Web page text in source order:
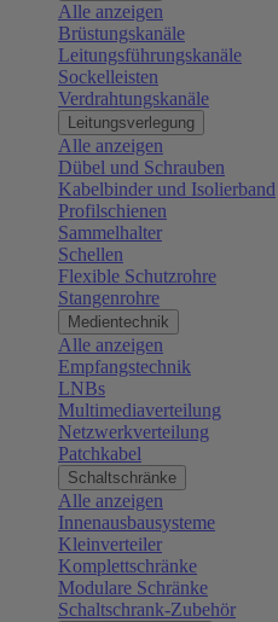
Alle anzeigen
Brüstungskanäle
Leitungsführungskanäle
Sockelleisten
Verdrahtungskanäle
Leitungsverlegung
Alle anzeigen
Dübel und Schrauben
Kabelbinder und Isolierband
Profilschienen
Sammelhalter
Schellen
Flexible Schutzrohre
Stangenrohre
Medientechnik
Alle anzeigen
Empfangstechnik
LNBs
Multimediaverteilung
Netzwerkverteilung
Patchkabel
Schaltschränke
Alle anzeigen
Innenausbausysteme
Kleinverteiler
Komplettschränke
Modulare Schränke
Schaltschrank-Zubehör